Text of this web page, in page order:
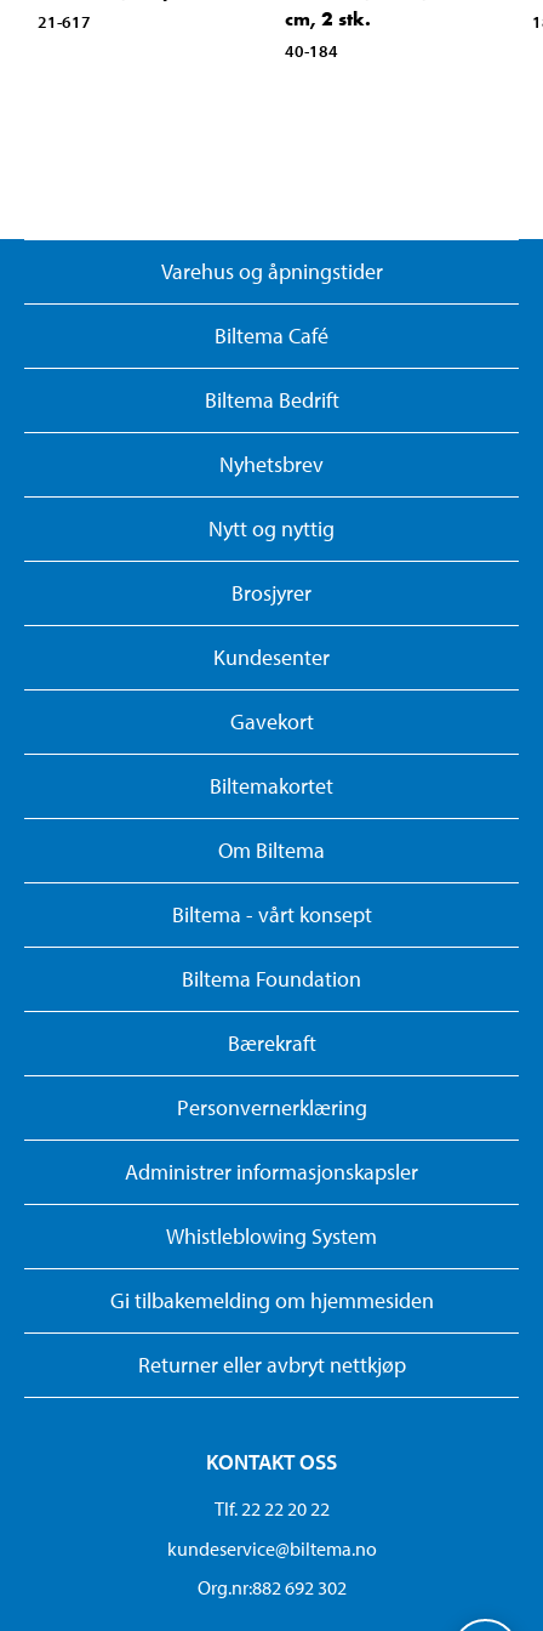
21-617
cm, 2 stk.
40-184
Varehus og åpningstider
Biltema Café
Biltema Bedrift
Nyhetsbrev
Nytt og nyttig
Brosjyrer
Kundesenter
Gavekort
Biltemakortet
Om Biltema
Biltema - vårt konsept
Biltema Foundation
Bærekraft
Personvernerklæring
Administrer informasjonskapsler
Whistleblowing System
Gi tilbakemelding om hjemmesiden
Returner eller avbryt nettkjøp
KONTAKT OSS
Tlf. 22 22 20 22
kundeservice@biltema.no
Org.nr:882 692 302